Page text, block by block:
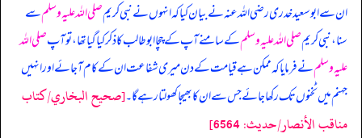
ان سے ابو سعید خدری رضی اللہ عنہ نے بیان کیا کہانہوں نے نبی کریمصلی اللہ علیہ وسلمسے
سنا، نبی کریمصلی اللہ علیہ وسلمکے سامنے آپ کے چچا ابوطالب کا ذکر کیا گیا تھا، تو آپصلی اللہ
علیہ وسلمنے فرمایا کہ ممکن ہے قیامت کے دن میری شفاعت ان کے کام آ جائے اور انہیں
جہنم میں ٹخنوں تک رکھا جائے جس سے ان کا بھیجا کھولتا رہے گا۔[صحيح البخاري/كتاب
مناقب الأنصار/حدیث: 6564]